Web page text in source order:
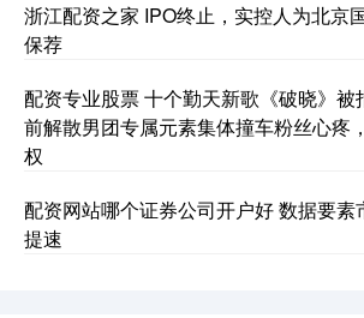
浙江配资之家 IPO终止，实控人为北京
保荐
配资专业股票 十个勤天新歌《破晓》
前解散男团专属元素集体撞车粉丝心疼
权
配资网站哪个证券公司开户好 数据要素
提速